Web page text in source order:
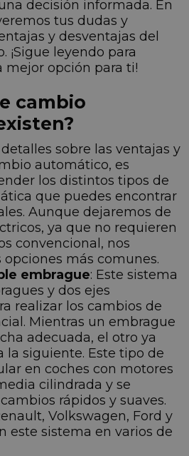
decisión informada. En
tus dudas y
y desventajas del
¡Sigue leyendo para
mejor opción para ti!
cambio
sobre las ventajas y
automático, es
los distintos tipos de
que puedes encontrar
Aunque dejaremos de
ya que no requieren
convencional, nos
más comunes.
embrague: Este sistema
y dos ejes
realizar los cambios de
Mientras un embrague
adecuada, el otro ya
la siguiente. Este tipo de
en coches con motores
cilindrada y se
rápidos y suaves.
Volkswagen, Ford y
este sistema en varios de